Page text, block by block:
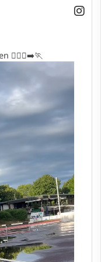
🏃🏼‍♀️‍➡️🏃